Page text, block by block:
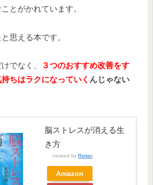
とがかれています。
思える本です。
でなく、
３つのおすすめ改善をす
ちはラクになっていく んじゃない
脳ストレスが消える生
き方
created by Rinker
Amazon